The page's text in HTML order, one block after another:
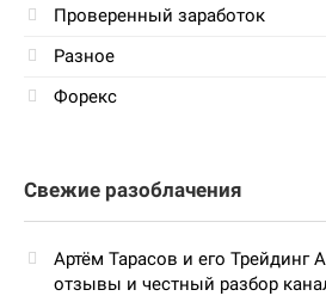
Проверенный заработок
Разное
Форекс
Свежие разоблачения
Артём Тарасов и его Трейдинг
отзывы и честный разбор